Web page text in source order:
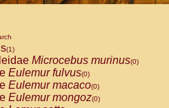
(1)
Microcebus murinus(0)
Eulemur fulvus(0)
Eulemur macaco(0)
Eulemur mongoz(0)